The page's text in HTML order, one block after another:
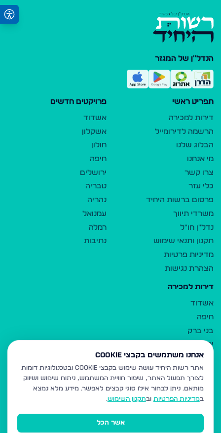
הנדל"ן של המגזר
תפריט ראשי
דירות למכירה
הרשמה לדירומייל
הבלוג שלנו
מי אנחנו
צרו קשר
כלי עזר
פרסום ברשות היחיד
משרדי תיווך
נדל"ן חו"ל
תקנון ותנאי שימוש
מדיניות פרטיות
הצהרת נגישות
פרויקטים חדשים
אשדוד
אשקלון
חולון
חיפה
ירושלים
טבריה
נהריה
עמנואל
רמלה
נתיבות
דירות למכירה
אשדוד
חיפה
בני ברק
ירושלים
אלעד
גבעת זאב
בית שמש
רכסים
מודיעין עילית
אנחנו משתמשים בקבצי Cookie
אתר רשות היחיד עושה שימוש בקבצי Cookie ובטכנולוגיות דומות
לצורך תפעול האתר, שיפור חוויית המשתמש, ניתוח שימוש ושיווק
מותאם. ניתן לבחור אילו סוגי קבצים לאפשר. מידע מלא נמצא
במדיניות הפרטיות ובתקנון השימוש.
אשר הכל